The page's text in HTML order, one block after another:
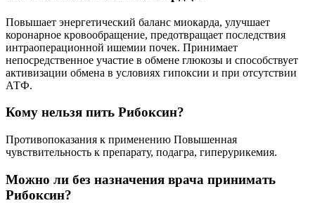
Повышает энергетический баланс миокарда, улучшает
коронарное кровообращение, предотвращает последствия
интраоперационной ишемии почек. Принимает
непосредственное участие в обмене глюкозы и способствует
активизации обмена в условиях гипоксии и при отсутствии
АТФ.
Кому нельзя пить Рибоксин?
Противопоказания к применению Повышенная
чувствительность к препарату, подагра, гиперурикемия.
Можно ли без назначения врача принимать
Рибоксин?